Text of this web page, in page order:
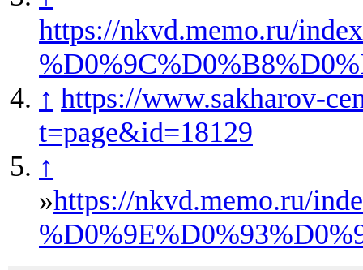
https://nkvd.memo.ru/
↑ https://www.sakharov-
t=page&id=18129
↑
»https://nkvd.memo.ru/